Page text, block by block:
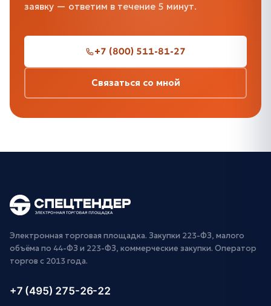
заявку — ответим в течение 5 минут.
+7 (800) 511-81-27
Связаться со мной
Электронная торговая площадка. Закупки 223-ФЗ, малого
объёма по 44-ФЗ и 223-ФЗ, коммерческие закупки. Оператор
торгов с 2013 года.
+7 (495) 275-26-22